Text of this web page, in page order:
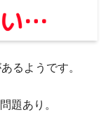
るようです。
題あり。